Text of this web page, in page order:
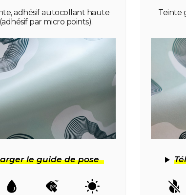
adhésif autocollant haute
par micro points).
le guide de pose
Teinte